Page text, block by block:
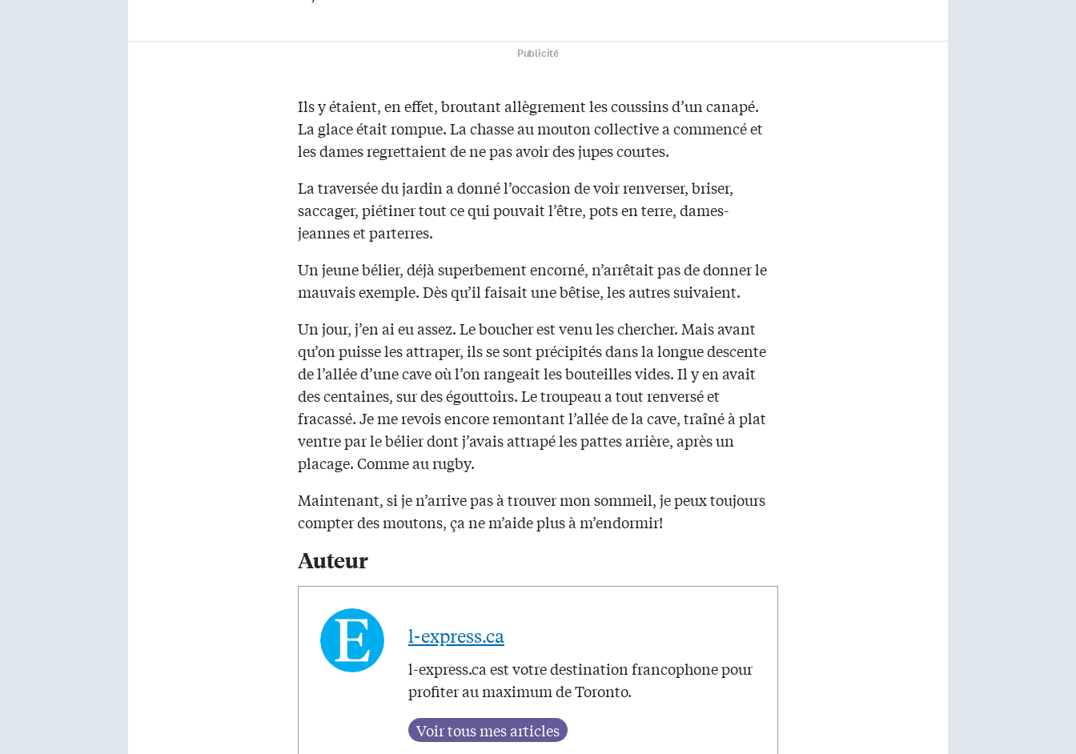
Publicité
Ils y étaient, en effet, broutant allègrement les coussins d’un canapé.
La glace était rompue. La chasse au mouton collective a commencé et
les dames regrettaient de ne pas avoir des jupes courtes.
La traversée du jardin a donné l’occasion de voir renverser, briser,
saccager, piétiner tout ce qui pouvait l’être, pots en terre, dames-
jeannes et parterres.
Un jeune bélier, déjà superbement encorné, n’arrêtait pas de donner le
mauvais exemple. Dès qu’il faisait une bêtise, les autres suivaient.
Un jour, j’en ai eu assez. Le boucher est venu les chercher. Mais avant
qu’on puisse les attraper, ils se sont précipités dans la longue descente
de l’allée d’une cave où l’on rangeait les bouteilles vides. Il y en avait
des centaines, sur des égouttoirs. Le troupeau a tout renversé et
fracassé. Je me revois encore remontant l’allée de la cave, traîné à plat
ventre par le bélier dont j’avais attrapé les pattes arrière, après un
placage. Comme au rugby.
Maintenant, si je n’arrive pas à trouver mon sommeil, je peux toujours
compter des moutons, ça ne m’aide plus à m’endormir!
Auteur
l-express.ca
l-express.ca est votre destination francophone pour
profiter au maximum de Toronto.